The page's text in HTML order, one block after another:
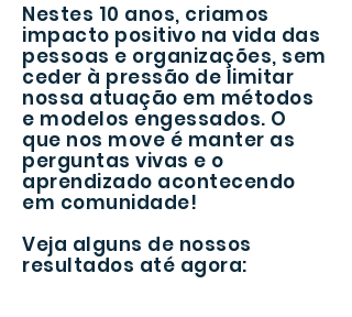
Nestes 10 anos, criamos
impacto positivo na vida das
pessoas e organizações, sem
ceder à pressão de limitar
nossa atuação em métodos
e modelos engessados. O
que nos move é manter as
perguntas vivas e o
aprendizado acontecendo
em comunidade!
Veja alguns de nossos
resultados até agora: